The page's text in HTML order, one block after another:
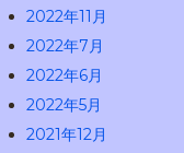
2022年11月
2022年7月
2022年6月
2022年5月
2021年12月